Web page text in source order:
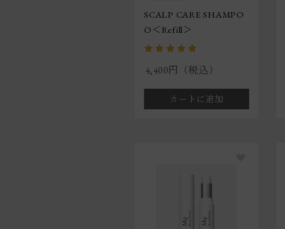
SCALP CARE SHAMPO
O＜Refill＞
4,400円（税込）
カートに追加